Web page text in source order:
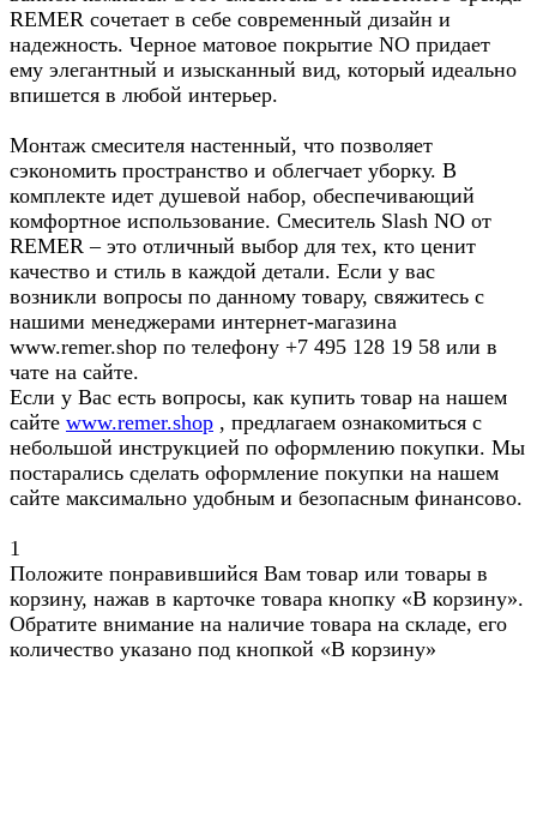
REMER сочетает в себе современный дизайн и
надежность. Черное матовое покрытие NO придает
ему элегантный и изысканный вид, который идеально
впишется в любой интерьер.
Монтаж смесителя настенный, что позволяет
сэкономить пространство и облегчает уборку. В
комплекте идет душевой набор, обеспечивающий
комфортное использование. Смеситель Slash NO от
REMER – это отличный выбор для тех, кто ценит
качество и стиль в каждой детали. Если у вас
возникли вопросы по данному товару, свяжитесь с
нашими менеджерами интернет-магазина
www.remer.shop по телефону +7 495 128 19 58 или в
чате на сайте.
Если у Вас есть вопросы, как купить товар на нашем
сайте www.remer.shop , предлагаем ознакомиться с
небольшой инструкцией по оформлению покупки. Мы
постарались сделать оформление покупки на нашем
сайте максимально удобным и безопасным финансово.
1
Положите понравившийся Вам товар или товары в
корзину, нажав в карточке товара кнопку «В корзину».
Обратите внимание на наличие товара на складе, его
количество указано под кнопкой «В корзину»